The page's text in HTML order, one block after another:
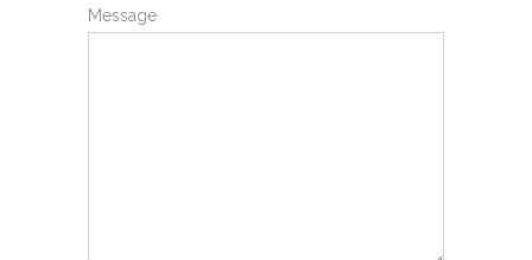
Message